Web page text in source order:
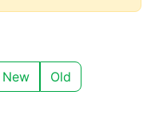
New Old